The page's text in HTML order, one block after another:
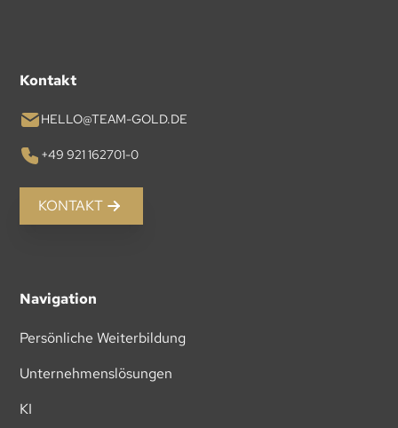
Kontakt
HELLO@TEAM-GOLD.DE
+49 921 162701-0
KONTAKT
Navigation
Persönliche Weiterbildung
Unternehmenslösungen
KI